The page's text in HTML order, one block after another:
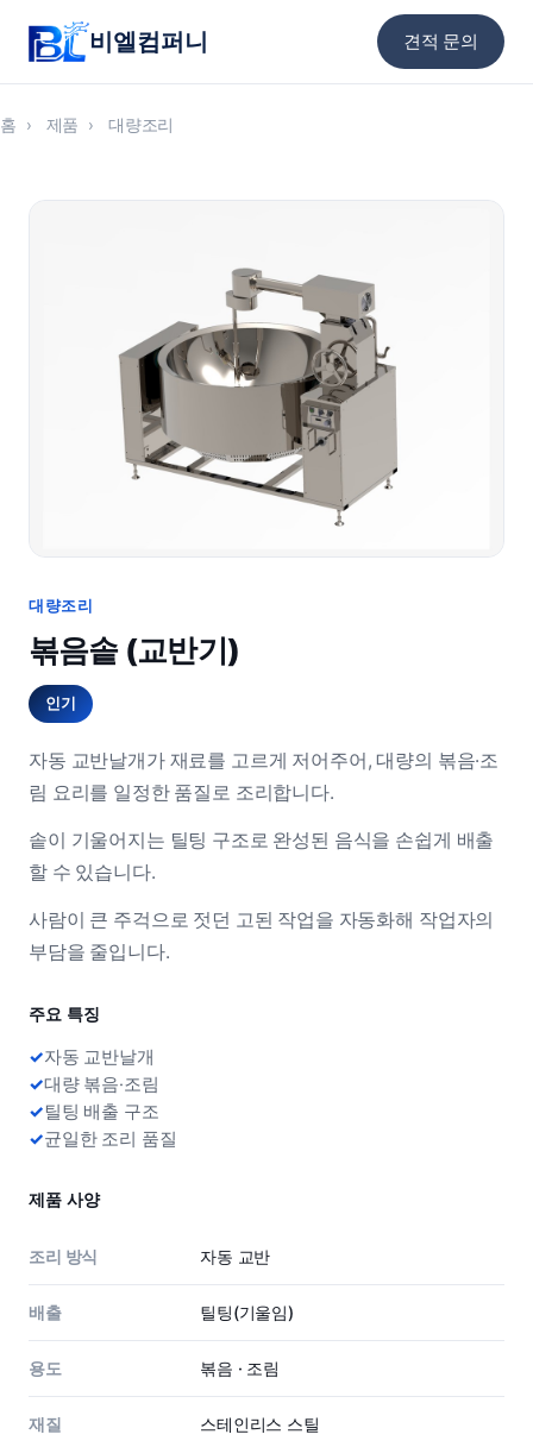
비엘컴퍼니 견적 문의
홈 › 제품 › 대량조리
대량조리
볶음솥 (교반기)
인기
자동 교반날개가 재료를 고르게 저어주어, 대량의 볶음·조
림 요리를 일정한 품질로 조리합니다.
솥이 기울어지는 틸팅 구조로 완성된 음식을 손쉽게 배출
할 수 있습니다.
사람이 큰 주걱으로 젓던 고된 작업을 자동화해 작업자의
부담을 줄입니다.
주요 특징
자동 교반날개
대량 볶음·조림
틸팅 배출 구조
균일한 조리 품질
제품 사양
조리 방식 자동 교반
배출 틸팅(기울임)
용도 볶음 · 조림
재질 스테인리스 스틸